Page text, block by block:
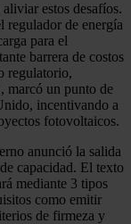
estos desafíos.
regulador de energía
para el
barrera de costos
regulatorio,
marcó un punto de
incentivando a
fotovoltaicos.
anunció la salida
capacidad. El texto
mediante 3 tipos
como emitir
de firmeza y